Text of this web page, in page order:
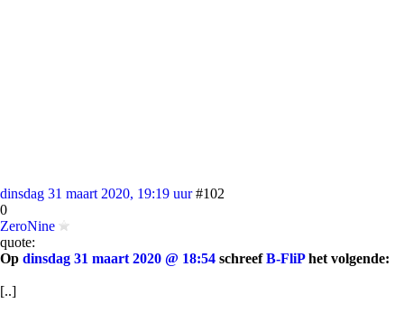
dinsdag 31 maart 2020, 19:19 uur #102
0
ZeroNine
quote:
Op dinsdag 31 maart 2020 @ 18:54 schreefB-FliPhet volgende:
[..]